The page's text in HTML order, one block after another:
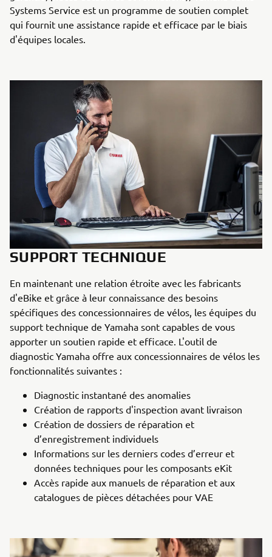
Systems Service est un programme de soutien complet
qui fournit une assistance rapide et efficace par le biais
d'équipes locales.
SUPPORT TECHNIQUE
En maintenant une relation étroite avec les fabricants
d'eBike et grâce à leur connaissance des besoins
spécifiques des concessionnaires de vélos, les équipes du
support technique de Yamaha sont capables de vous
apporter un soutien rapide et efficace. L'outil de
diagnostic Yamaha offre aux concessionnaires de vélos les
fonctionnalités suivantes :
Diagnostic instantané des anomalies
Création de rapports d'inspection avant livraison
Création de dossiers de réparation et
d’enregistrement individuels
Informations sur les derniers codes d’erreur et
données techniques pour les composants eKit
Accès rapide aux manuels de réparation et aux
catalogues de pièces détachées pour VAE